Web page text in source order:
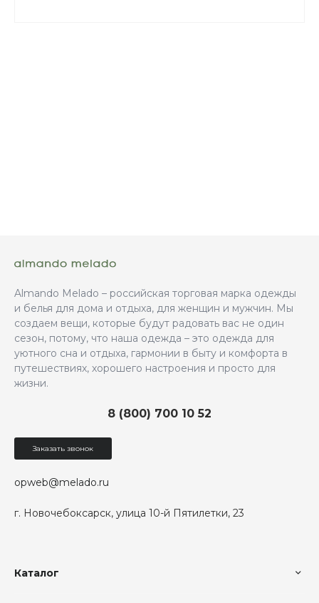
Almando Melado – российская торговая марка одежды
и белья для дома и отдыха, для женщин и мужчин. Мы
создаем вещи, которые будут радовать вас не один
сезон, потому, что наша одежда – это одежда для
уютного сна и отдыха, гармонии в быту и комфорта в
путешествиях, хорошего настроения и просто для
жизни.
г. Новочебоксарск, улица 10-й Пятилетки, 23
8 (800) 700 10 52
opweb@melado.ru
Заказать звонок
Каталог